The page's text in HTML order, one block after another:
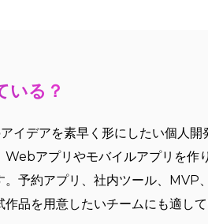
いる？
イデアを素早く形にしたい個人開
Webアプリやモバイルアプリを
。予約アプリ、社内ツール、MVP
品を用意したいチームにも適して